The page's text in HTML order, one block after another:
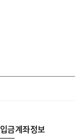
입금계좌정보